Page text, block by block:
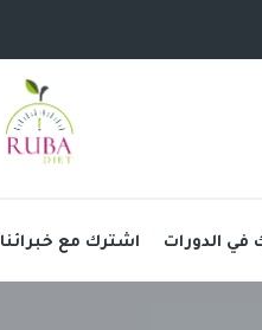
في الدورات اشترك مع خبرائنا